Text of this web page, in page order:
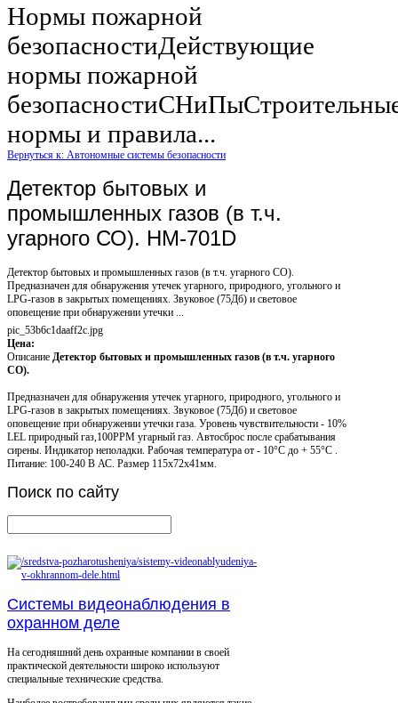
Нормы пожарной
безопасностиДействующие
нормы пожарной
нормы и правила...
Вернуться к: Автономные системы безопасности
Детектор бытовых и
промышленных газов (в т.ч.
угарного СО). HM-701D
Детектор бытовых и промышленных газов (в т.ч. угарного СО).
Предназначен для обнаружения утечек угарного, природного, угольного и
LPG-газов в закрытых помещениях. Звуковое (75Дб) и световое
оповещение при обнаружении утечки ...
pic_53b6c1daaff2c.jpg
Цена:
Описание Детектор бытовых и промышленных газов (в т.ч. угарного
СО).
Предназначен для обнаружения утечек угарного, природного, угольного и
LPG-газов в закрытых помещениях. Звуковое (75Дб) и световое
оповещение при обнаружении утечки газа. Уровень чувствительности - 10%
LEL природный газ,100PPM угарный газ. Автосброс после срабатывания
сирены. Индикатор неполадки. Рабочая температура от - 10°С до + 55°С .
Питание: 100-240 В АС. Размер 115х72х41мм.
Поиск по сайту
Системы видеонаблюдения в
охранном деле
На сегодняшний день охранные компании в своей
практической деятельности широко используют
специальные технические средства.